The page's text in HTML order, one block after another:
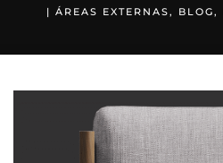
| ÁREAS EXTERNAS , BLOG ,